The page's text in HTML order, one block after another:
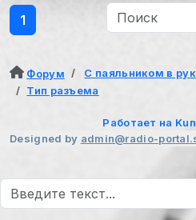
1
Форум
С паяльником в
Тип разъема
Работает на
Designed by admin@radio-
Поиск